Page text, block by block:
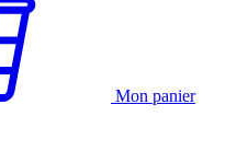
Mon panier